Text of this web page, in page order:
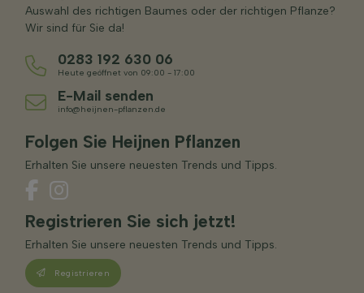
Auswahl des richtigen Baumes oder der richtigen Pflanze?
Wir sind für Sie da!
0283 192 630 06
Heute geöffnet von 09:00 - 17:00
E-Mail senden
info@heijnen-pflanzen.de
Folgen Sie Heijnen Pflanzen
Erhalten Sie unsere neuesten Trends und Tipps.
Registrieren Sie sich jetzt!
Erhalten Sie unsere neuesten Trends und Tipps.
Registrieren